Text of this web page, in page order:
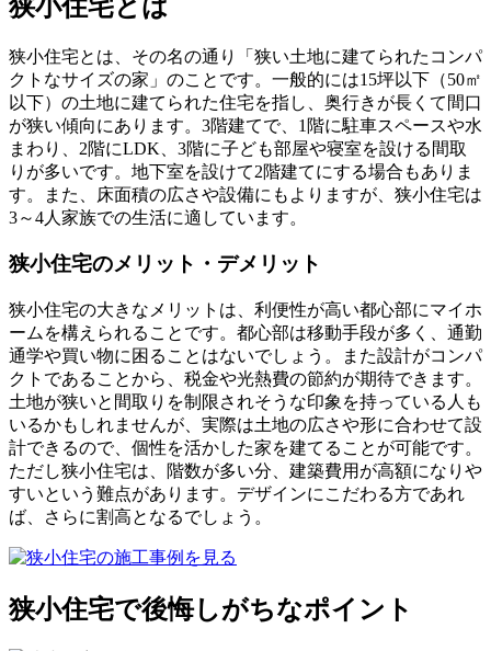
狭小住宅とは
狭小住宅とは、その名の通り「狭い土地に建てられたコンパ
クトなサイズの家」のことです。一般的には15坪以下（50㎡
以下）の土地に建てられた住宅を指し、奥行きが長くて間口
が狭い傾向にあります。3階建てで、1階に駐車スペースや水
まわり、2階にLDK、3階に子ども部屋や寝室を設ける間取
りが多いです。地下室を設けて2階建てにする場合もありま
す。また、床面積の広さや設備にもよりますが、狭小住宅は
3～4人家族での生活に適しています。
狭小住宅のメリット・デメリット
狭小住宅の大きなメリットは、利便性が高い都心部にマイホ
ームを構えられることです。都心部は移動手段が多く、通勤
通学や買い物に困ることはないでしょう。また設計がコンパ
クトであることから、税金や光熱費の節約が期待できます。
土地が狭いと間取りを制限されそうな印象を持っている人も
いるかもしれませんが、実際は土地の広さや形に合わせて設
計できるので、個性を活かした家を建てることが可能です。
ただし狭小住宅は、階数が多い分、建築費用が高額になりや
すいという難点があります。デザインにこだわる方であれ
ば、さらに割高となるでしょう。
狭小住宅で後悔しがちなポイント